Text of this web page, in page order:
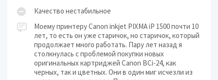
Качество нестабильное
Моему принтеру Canon inkjet PIXMA iP 1500 почти 10
лет, то есть он уже старичок, но старичок, который
продолжает много работать. Пару лет назад я
столкнулась с проблемой покупки новых
оригинальных картриджей Canon BCi-24, как
черных, так и цветных. Они в один миг исчезли из